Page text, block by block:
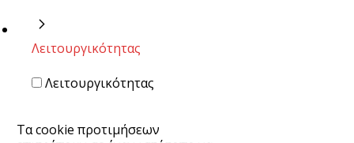
Λειτουργικότητας
Λειτουργικότητας
Τα cookie προτιμήσεων